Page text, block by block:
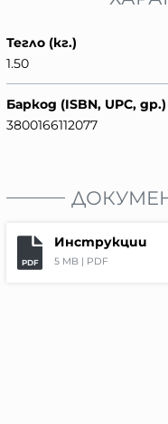
Тегло (кг.)
1.50
Баркод (ISBN, UPC, др.)
3800166112077
PDF
Инструкции
5 MB | PDF